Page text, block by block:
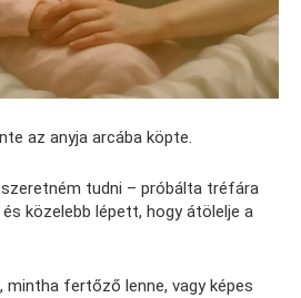
az anyja arcába köpte.
szeretném tudni – próbálta tréfára
közelebb lépett, hogy átölelje a
mintha fertőző lenne, vagy képes